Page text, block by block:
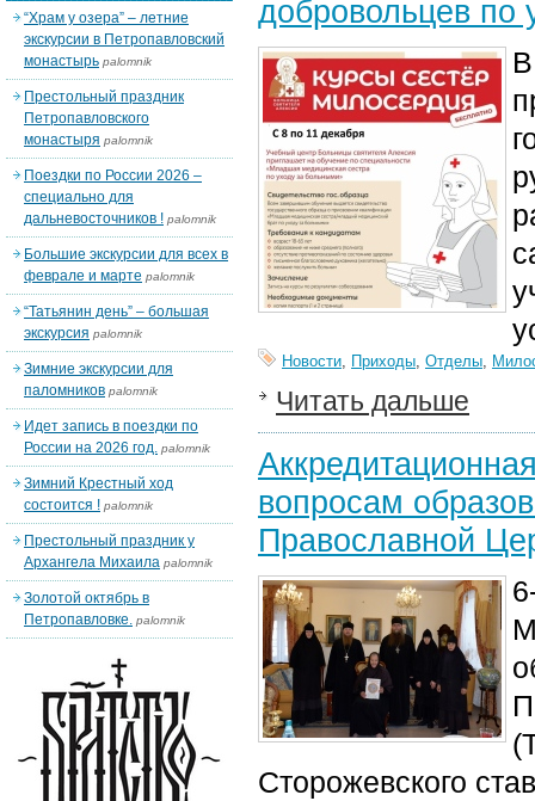
добровольцев по
Новости, Приходы, Отделы,
Читать дальше
вопросам
Православной
Сторожевского
“Храм у озера” – летние
экскурсии в Петропавловский
монастырь palomnik
Престольный праздник
Петропавловского
монастыря palomnik
Поездки по России 2026 –
специально для
дальневосточников ! palomnik
Большие экскурсии для всех в
феврале и марте palomnik
“Татьянин день” – большая
экскурсия palomnik
Зимние экскурсии для
паломников palomnik
Идет запись в поездки по
России на 2026 год. palomnik
Зимний Крестный ход
состоится ! palomnik
Престольный праздник у
Архангела Михаила palomnik
Золотой октябрь в
Петропавловке. palomnik